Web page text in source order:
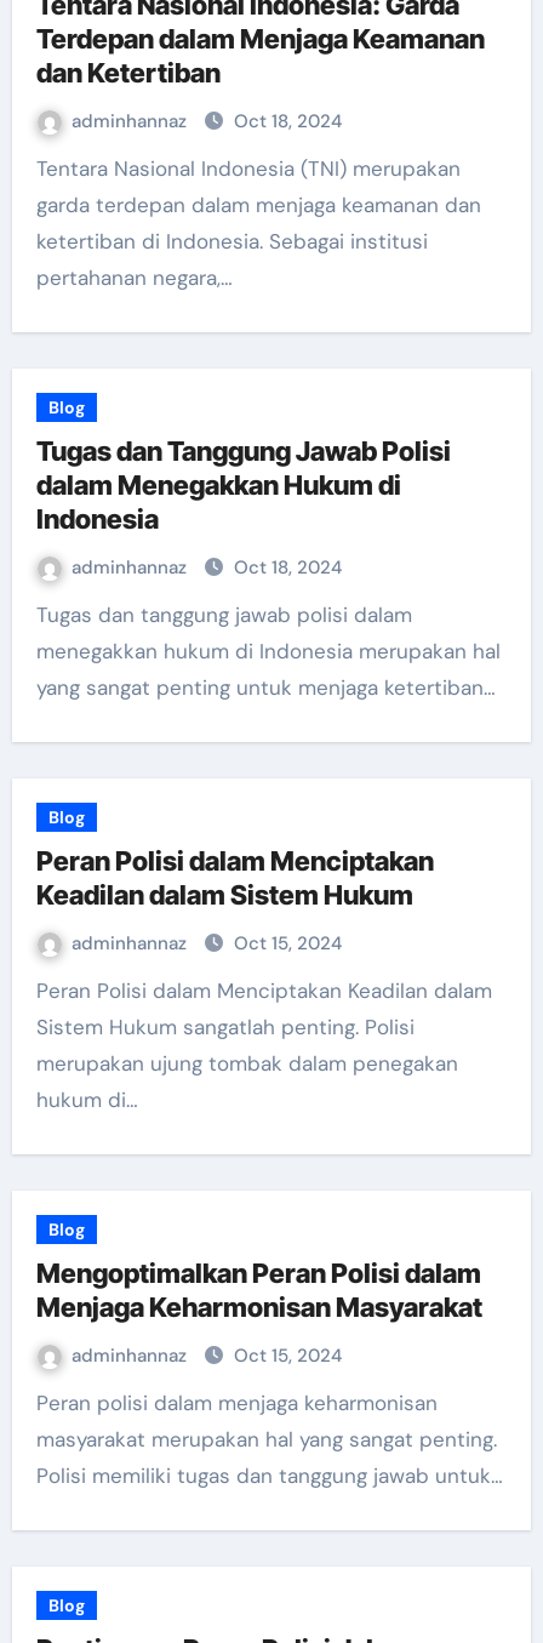
Terdepan dalam Menjaga Keamanan
dan Ketertiban
adminhannaz Oct 18, 2024
Tentara Nasional Indonesia (TNI) merupakan
garda terdepan dalam menjaga keamanan dan
ketertiban di Indonesia. Sebagai institusi
pertahanan negara,…
Blog
Tugas dan Tanggung Jawab Polisi
dalam Menegakkan Hukum di
Indonesia
adminhannaz Oct 18, 2024
Tugas dan tanggung jawab polisi dalam
menegakkan hukum di Indonesia merupakan hal
yang sangat penting untuk menjaga ketertiban…
Blog
Peran Polisi dalam Menciptakan
Keadilan dalam Sistem Hukum
adminhannaz Oct 15, 2024
Peran Polisi dalam Menciptakan Keadilan dalam
Sistem Hukum sangatlah penting. Polisi
merupakan ujung tombak dalam penegakan
hukum di…
Blog
Mengoptimalkan Peran Polisi dalam
Menjaga Keharmonisan Masyarakat
adminhannaz Oct 15, 2024
Peran polisi dalam menjaga keharmonisan
masyarakat merupakan hal yang sangat penting.
Polisi memiliki tugas dan tanggung jawab untuk…
Blog